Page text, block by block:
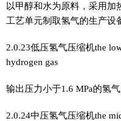
以甲醇和水为原料，采用
工艺单元制取氢气的生产设
2.0.23低压氢气压缩机the
hydrogen gas
输出压力小于1.6 MPa的氢气
2.0.24中压氢气压缩机the